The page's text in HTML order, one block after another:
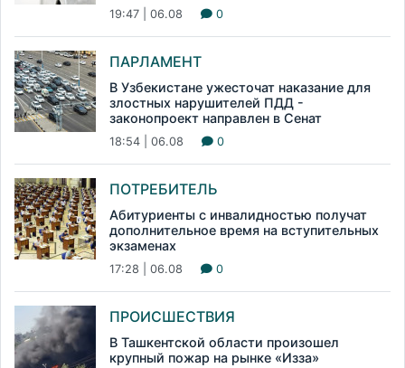
19:47 | 06.08 0
ПАРЛАМЕНТ
В Узбекистане ужесточат наказание для
злостных нарушителей ПДД -
законопроект направлен в Сенат
18:54 | 06.08 0
ПОТРЕБИТЕЛЬ
Абитуриенты с инвалидностью получат
дополнительное время на вступительных
экзаменах
17:28 | 06.08 0
ПРОИСШЕСТВИЯ
В Ташкентской области произошел
крупный пожар на рынке «Изза»